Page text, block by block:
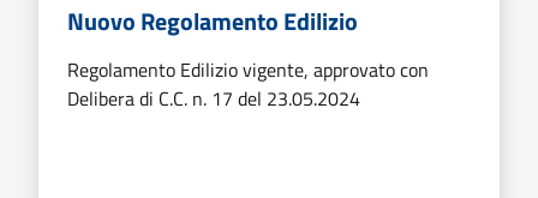
Nuovo Regolamento Edilizio
Regolamento Edilizio vigente, approvato con
Delibera di C.C. n. 17 del 23.05.2024